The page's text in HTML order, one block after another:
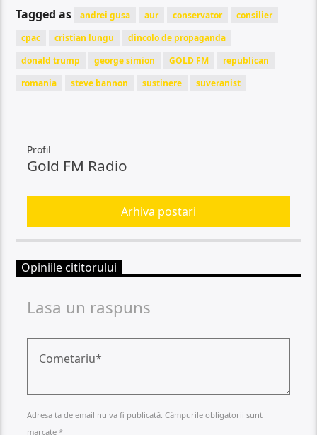
Tagged as andrei gusa aur conservator
consilier
cpac
cristian lungu
dincolo de propaganda
donald trump
george simion GOLD FM
republican
romania
steve bannon sustinere suveranist
Profil
Gold FM Radio
Arhiva postari
Opiniile cititorului
Lasa un raspuns
Adresa ta de email nu va fi publicată. Câmpurile obligatorii sunt
marcate *